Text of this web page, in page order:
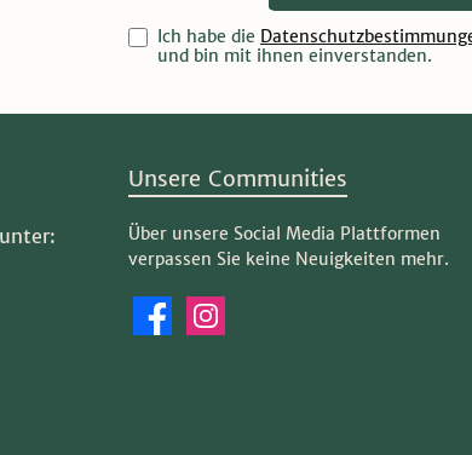
Ich habe die
und bin mit ihnen einverstanden.
Unsere Communities
Über unsere Social Media Plattformen
verpassen Sie keine Neuigkeiten mehr.
FacebookInstagram